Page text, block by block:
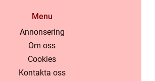
Menu
Annonsering
Om oss
Cookies
Kontakta oss